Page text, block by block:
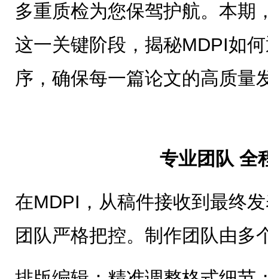
多重质检为您保驾护航。本期
这一关键阶段，揭秘MDPI如
序，确保每一篇论文的高质量
专业团队 全
在MDPI，从稿件接收到最终
团队严格把控。制作团队由多